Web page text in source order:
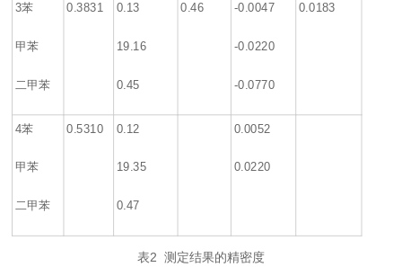
3苯
甲苯
二甲苯
0.3831 0.13
19.16
0.45
0.46 -0.0047
-0.0220
-0.0770
0.0183
4苯
甲苯
二甲苯
0.5310 0.12
19.35
0.47
0.0052
0.0220
表2 测定结果的精密度